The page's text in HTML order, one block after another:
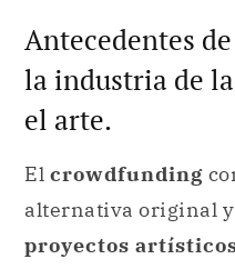
Antecedentes
la industria de
el arte.
El crowdfunding
alternativa original
proyectos